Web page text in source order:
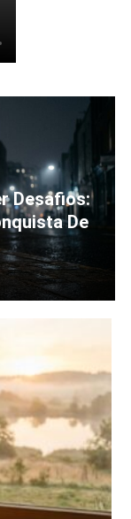
Desafios:
De